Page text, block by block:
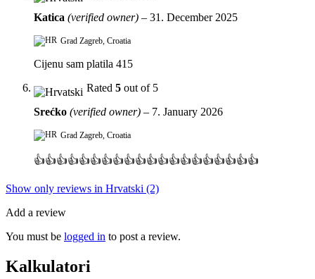
Katica (verified owner) – 31. December 2025
Grad Zagreb, Croatia
Cijenu sam platila 415
Rated 5 out of 5
Srećko (verified owner) – 7. January 2026
Grad Zagreb, Croatia
👍👍👍👍👍👍👍👍👍👍👍👍👍👍👍👍👍👍👍👍
Show only reviews in Hrvatski (2)
Add a review
You must be logged in to post a review.
Kalkulatori